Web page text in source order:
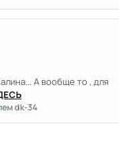
А вообще то , для
dk-34